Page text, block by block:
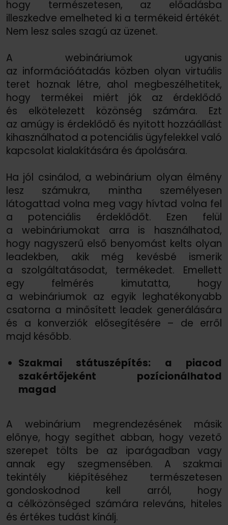
hogy természetesen, az előadásba
illeszkedve emelheted ki a termékeid értékét.
Nem lesz sales szagú az üzenet.
A webináriumok ugyanis
az információátadás közben olyan virtuális
teret hoznak létre, ahol megbeszélhetitek,
hogy termékei miért jók az érdeklődő
és elkötelezett közönség számára. Ezt
az amúgy is érdeklődő és nyitott hozzáállást
kihasználhatod a potenciális ügyfelekkel való
kapcsolat kialakítására és ápolására.
Ha jól csinálod, a webinárium olyan élmény
lesz számukra, mintha személyesen
látogattad volna meg vagy hívtad volna fel
a potenciális érdeklődőt. Ezen felül
a webináriumokat arra is használhatod,
hogy nagyszerű első benyomást kelts olyan
leadekben, akik még kevésbé ismerik
a szolgáltatásodat, termékedet. Emellett
egy felmérés kimutatta, hogy
a webináriumok az egyik leghatékonyabb
csatorna a minősített leadek generálására
és a konverziók elősegítésére – de erről
majd később.
Szakmai státuszépítés: a piacod
szakértőjeként pozícionálhatod
magad
A webinárium megrendezésének másik
előnye, hogy segíthet abban, hogy vezető
szerepet tölts be az iparágadban vagy
annak egy szegmensében. A szakmai
tekintély kiépítéséhez természetesen
gondoskodnod kell arról, hogy
a célközönséged számára releváns, hiteles
és értékes tudást kínálj.